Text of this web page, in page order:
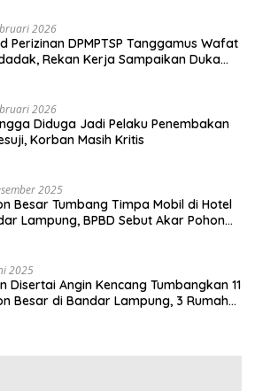
2026
Perizinan DPMPTSP Tanggamus Wafat
Rekan Kerja Sampaikan Duka
2026
Diduga Jadi Pelaku Penembakan
Korban Masih Kritis
2025
Besar Tumbang Timpa Mobil di Hotel
Lampung, BPBD Sebut Akar Pohon
2025
Disertai Angin Kencang Tumbangkan 11
Besar di Bandar Lampung, 3 Rumah